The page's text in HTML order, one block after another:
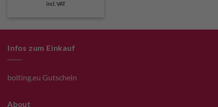
incl. VAT
Infos zum Einkauf
bolting.eu Gutschein
About